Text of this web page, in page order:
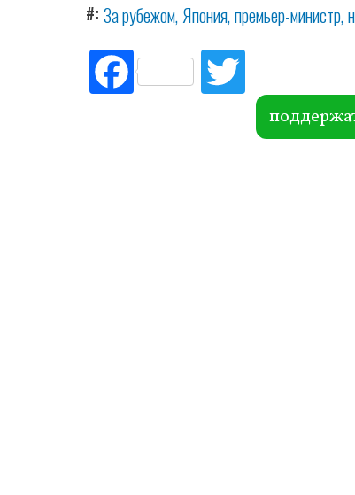
# За рубежом Япония премьер-министр
Fac
ebo itte
r